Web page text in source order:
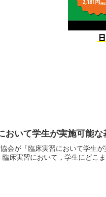
おいて学生が実施可能
会が「臨床実習において学生
臨床実習において，学生にどこ